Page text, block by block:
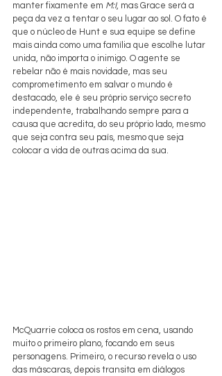
manter fixamente em M:I, mas Grace será a
peça da vez a tentar o seu lugar ao sol. O fato é
que o núcleo de Hunt e sua equipe se define
mais ainda como uma família que escolhe lutar
unida, não importa o inimigo. O agente se
rebelar não é mais novidade, mas seu
comprometimento em salvar o mundo é
destacado, ele é seu próprio serviço secreto
independente, trabalhando sempre para a
causa que acredita, do seu próprio lado, mesmo
que seja contra seu país, mesmo que seja
colocar a vida de outras acima da sua.
McQuarrie coloca os rostos em cena, usando
muito o primeiro plano, focando em seus
personagens. Primeiro, o recurso revela o uso
das máscaras, depois transita em diálogos